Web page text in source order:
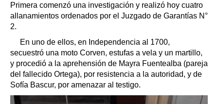
Primera comenzó una investigación y realizó hoy cuatro
allanamientos ordenados por el Juzgado de Garantías N°
2.
En uno de ellos, en Independencia al 1700,
secuestró una moto Corven, estufas a vela y un martillo,
y procedió a la aprehensión de Mayra Fuentealba (pareja
del fallecido Ortega), por resistencia a la autoridad, y de
Sofía Bascur, por amenazar al testigo.